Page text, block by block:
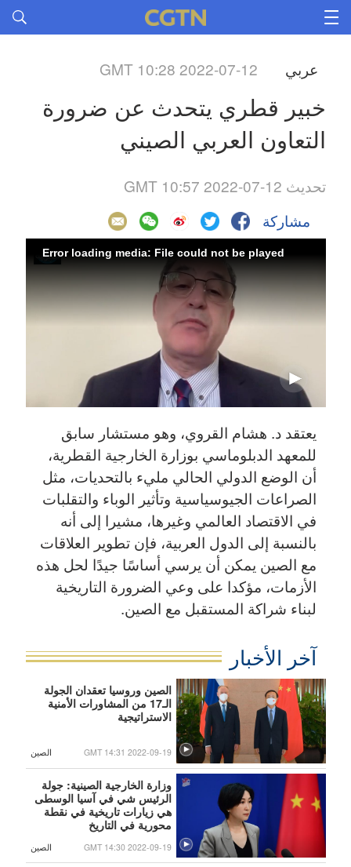
عربي GMT 10:28 2022-07-12
خبير قطري يتحدث عن ضرورة
التعاون العربي الصيني
تحديث GMT 10:57 2022-07-12
مشاركة
Error loading media: File could not be played
يعتقد د. هشام القروي، وهو مستشار سابق
للمعهد الدبلوماسي بوزارة الخارجية القطرية،
أن الوضع الدولي الحالي مليء بالتحديات، مثل
الصراعات الجيوسياسية وتأثير الوباء والتقلبات
في الاقتصاد العالمي وغيرها، مشيرا إلى أنه
بالنسبة إلى الدول العربية، فإن تطوير العلاقات
مع الصين يمكن أن يرسي أساسًا جيدًا لحل هذه
الأزمات، مؤكدا على وعي الضرورة التاريخية
لبناء شراكة المستقبل مع الصين.
آخر الأخبار
الصين وروسيا تعقدان الجولة
الـ17 من المشاورات الأمنية
الاستراتيجية
الصين GMT 14:31 2022-09-19
وزارة الخارجية الصينية: جولة
الرئيس شي في آسيا الوسطى
هي زيارات تاريخية في نقطة
محورية في التاريخ
الصين GMT 14:30 2022-09-19